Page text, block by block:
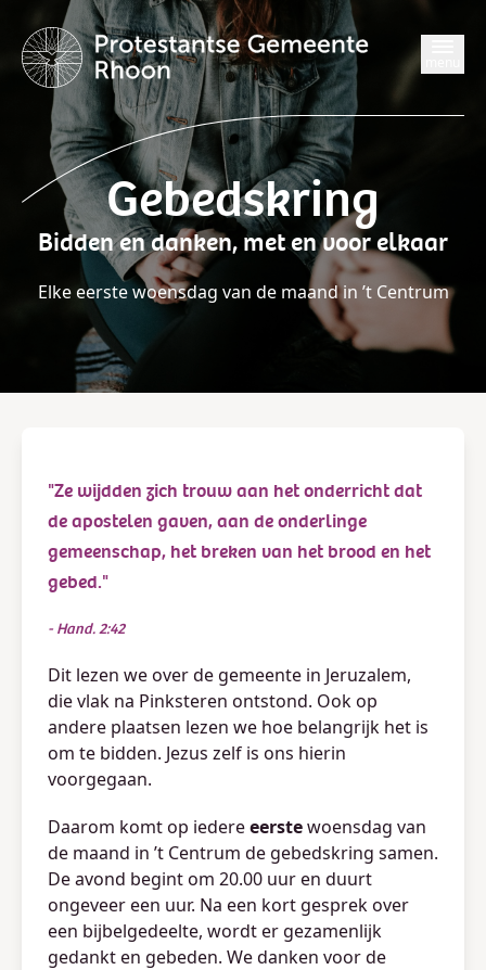
Gebedskring
Bidden en danken, met en voor elkaar
Elke eerste woensdag van de maand in ’t Centrum
Ze wijdden zich trouw aan het onderricht dat
de apostelen gaven, aan de onderlinge
gemeenschap, het breken van het brood en het
gebed.
Hand. 2:42
Dit lezen we over de gemeente in Jeruzalem,
die vlak na Pinksteren ontstond. Ook op
andere plaatsen lezen we hoe belangrijk het is
om te bidden. Jezus zelf is ons hierin
voorgegaan.
Daarom komt op iedereeerstewoensdag van
de maand in ’t Centrum de gebedskring samen.
De avond begint om 20.00 uur en duurt
ongeveer een uur. Na een kort gesprek over
een bijbelgedeelte, wordt er gezamenlijk
gedankt en gebeden. We danken voor de